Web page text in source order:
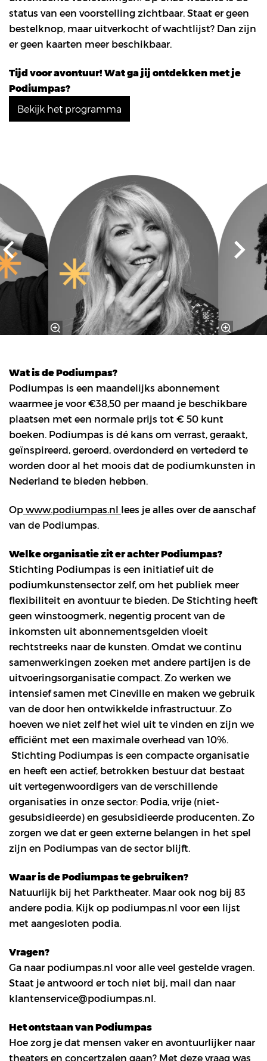
status van een voorstelling zichtbaar. Staat er geen
bestelknop, maar uitverkocht of wachtlijst? Dan zijn
er geen kaarten meer beschikbaar.
Tijd voor avontuur! Wat ga jij ontdekken met je
Podiumpas?
Bekijk het programma
Wat is de Podiumpas?
Podiumpas is een maandelijks abonnement
waarmee je voor €38,50 per maand je beschikbare
plaatsen met een normale prijs tot € 50 kunt
boeken. Podiumpas is dé kans om verrast, geraakt,
geïnspireerd, geroerd, overdonderd en vertederd te
worden door al het moois dat de podiumkunsten in
Nederland te bieden hebben.
Op www.podiumpas.nl lees je alles over de aanschaf
van de Podiumpas.
Welke organisatie zit er achter Podiumpas?
Stichting Podiumpas is een initiatief uit de
podiumkunstensector zelf, om het publiek meer
flexibiliteit en avontuur te bieden. De Stichting heeft
geen winstoogmerk, negentig procent van de
inkomsten uit abonnementsgelden vloeit
rechtstreeks naar de kunsten. Omdat we continu
samenwerkingen zoeken met andere partijen is de
uitvoeringsorganisatie compact. Zo werken we
intensief samen met Cineville en maken we gebruik
van de door hen ontwikkelde infrastructuur. Zo
hoeven we niet zelf het wiel uit te vinden en zijn we
efficiënt met een maximale overhead van 10%.
Stichting Podiumpas is een compacte organisatie
en heeft een actief, betrokken bestuur dat bestaat
uit vertegenwoordigers van de verschillende
organisaties in onze sector: Podia, vrije (niet-
gesubsidieerde) en gesubsidieerde producenten. Zo
zorgen we dat er geen externe belangen in het spel
zijn en Podiumpas van de sector blijft.
Waar is de Podiumpas te gebruiken?
Natuurlijk bij het Parktheater. Maar ook nog bij 83
andere podia. Kijk op podiumpas.nl voor een lijst
met aangesloten podia.
Vragen?
Ga naar podiumpas.nl voor alle veel gestelde vragen.
Staat je antwoord er toch niet bij, mail dan naar
klantenservice@podiumpas.nl.
Het ontstaan van Podiumpas
Hoe zorg je dat mensen vaker en avontuurlijker naar
theaters en concertzalen gaan? Met deze vraag was